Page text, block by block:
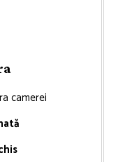
camerei